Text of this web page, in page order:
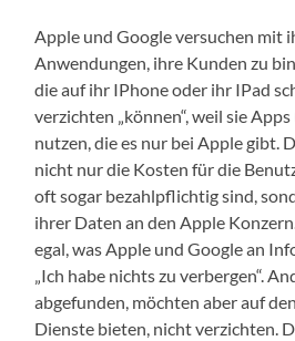
Apple und Google versuchen mit
Anwendungen, ihre Kunden zu
die auf ihr IPhone oder ihr IPad
verzichten „können“, weil sie
nutzen, die es nur bei Apple gibt.
nicht nur die Kosten für die
oft sogar bezahlpflichtig sind,
ihrer Daten an den Apple
egal, was Apple und Google an
„Ich habe nichts zu verbergen“.
abgefunden, möchten aber auf
Dienste bieten, nicht verzichten.